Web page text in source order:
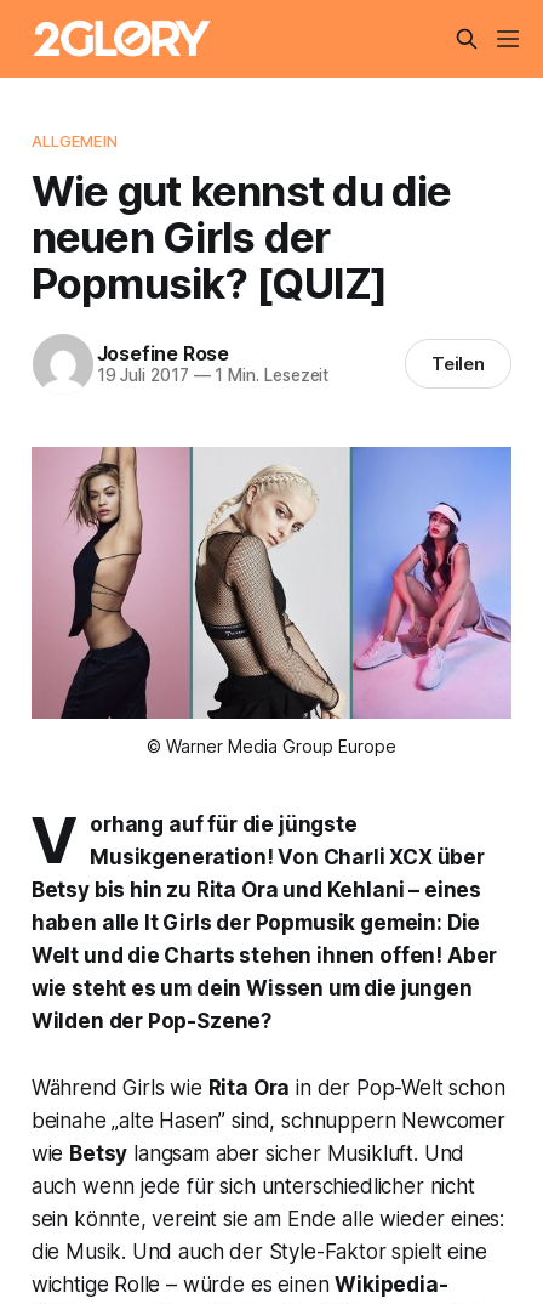
ALLGEMEIN
Wie gut kennst du die
neuen Girls der
Popmusik? [QUIZ]
Josefine Rose
19 Juli 2017 —1 Min. Lesezeit Teilen
© Warner Media Group Europe
V orhang auf für die jüngste
Musikgeneration! Von Charli XCX über
Betsy bis hin zu Rita Ora und Kehlani – eines
haben alle It Girls der Popmusik gemein: Die
Welt und die Charts stehen ihnen offen! Aber
wie steht es um dein Wissen um die jungen
Wilden der Pop-Szene?
Während Girls wie Rita Ora in der Pop-Welt schon
beinahe „alte Hasen” sind, schnuppern Newcomer
wie Betsy langsam aber sicher Musikluft. Und
auch wenn jede für sich unterschiedlicher nicht
sein könnte, vereint sie am Ende alle wieder eines:
die Musik. Und auch der Style-Faktor spielt eine
wichtige Rolle – würde es einenWikipedia-